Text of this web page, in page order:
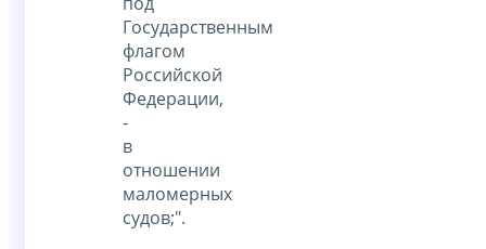
Государственным
флагом
Российской
Федерации,
-
в
отношении
маломерных
судов;".